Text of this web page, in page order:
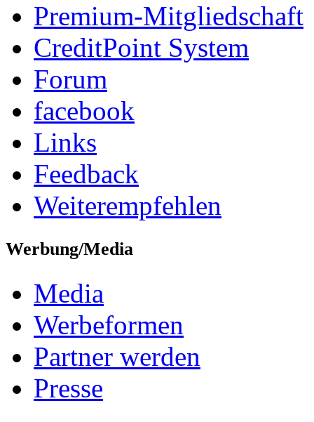
Premium-Mitgliedschaft
CreditPoint System
Forum
facebook
Links
Feedback
Weiterempfehlen
Werbung/Media
Media
Werbeformen
Partner werden
Presse